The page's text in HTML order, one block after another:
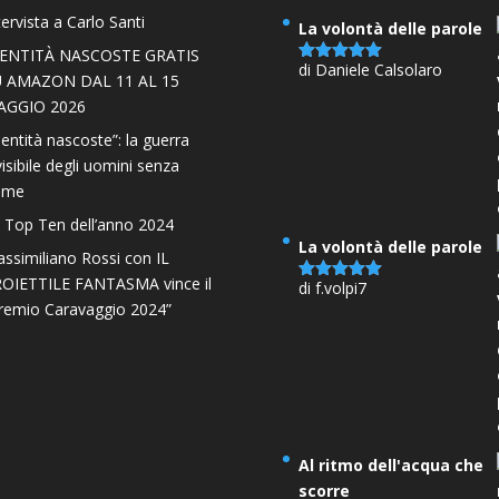
a Carlo Santi
NASCOSTE GRATIS
AMAZON DAL 11 AL 15
2026
nascoste”: la guerra
degli uomini senza
Top Ten dell’anno 2024
Rossi con IL
FANTASMA vince il
Caravaggio 2024”
La volontà delle parole
Valutato 5
di Daniele Calsolaro
La volontà delle parole
Valutato 5
di f.volpi7
Al ritmo dell'acqua che
scorre